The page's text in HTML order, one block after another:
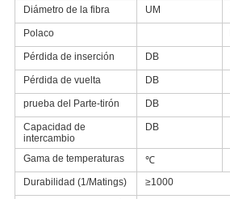
Diámetro de la fibra UM
Polaco
Pérdida de inserción DB
Pérdida de vuelta DB
prueba del Parte-tirón DB
Capacidad de
intercambio
DB
Gama de temperaturas ℃
Durabilidad (1/Matings) ≥1000